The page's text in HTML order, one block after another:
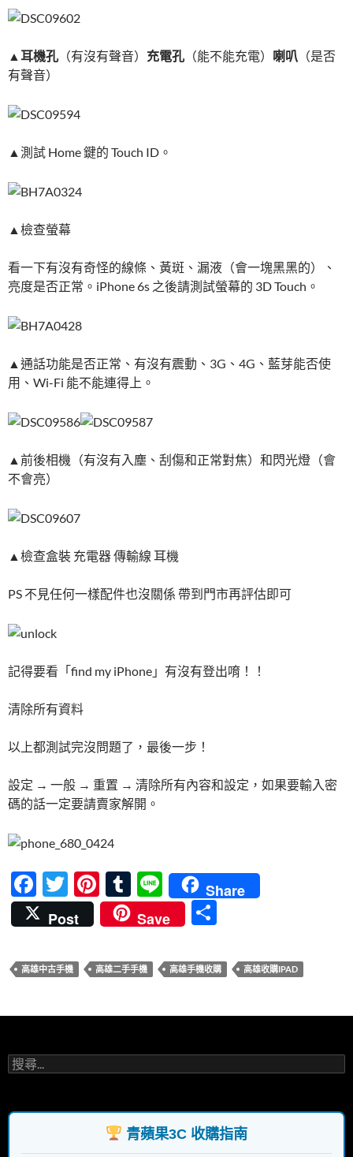
▲ 耳機孔 （有沒有聲音） 充電孔 （能不能充電） 喇叭 （是否
有聲音）
▲測試 Home 鍵的 Touch ID。
▲檢查螢幕
看一下有沒有奇怪的線條、黃斑、漏液（會一塊黑黑的）、
亮度是否正常。iPhone 6s 之後請測試螢幕的 3D Touch。
▲通話功能是否正常、有沒有震動、3G、4G、藍芽能否使
用、Wi-Fi 能不能連得上。
▲前後相機（有沒有入塵、刮傷和正常對焦）和閃光燈（會
不會亮）
▲檢查盒裝 充電器 傳輸線 耳機
PS 不見任何一樣配件也沒關係 帶到門市再評估即可
記得要看「find my iPhone」有沒有登出唷！！
清除所有資料
以上都測試完沒問題了，最後一步！
設定 → 一般 → 重置 → 清除所有內容和設定，如果要輸入密
碼的話一定要請賣家解開。
F
ac
e
b
o
o
T
w
itt
er
Pi
nt
er
es
t
T
u
m
bl
r
Li
n
e
Share
Post
Save
高雄中古手機 高雄二手手機 高雄手機收購 高雄收購IPAD
搜
尋
字:
青蘋果3C 收購指南